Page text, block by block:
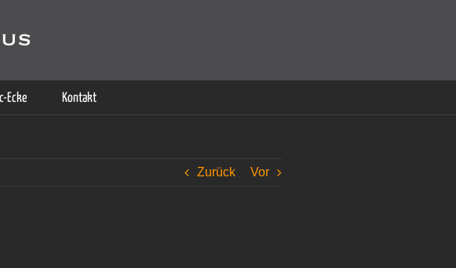
Ecke Kontakt
Zurück Vor
Sie sich damit einverstanden, dass Cookies gesetzt werden.